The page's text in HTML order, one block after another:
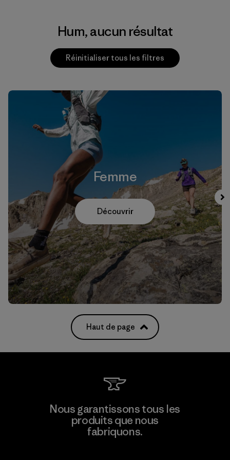
Hum, aucun résultat
Réinitialiser tous les filtres
Femme
Découvrir
Haut de page
Nous garantissons tous les
produits que nous
fabriquons.